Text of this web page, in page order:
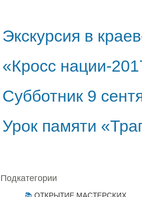
Экскурсия в
«Кросс нации-
Субботник 9
Урок памяти
Подкатегории
ОТКРЫТИЕ МАСТЕРСКИХ